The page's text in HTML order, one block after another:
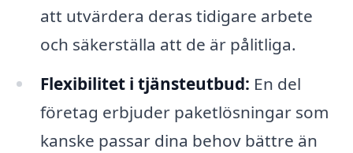
att utvärdera deras tidigare arbete
och säkerställa att de är pålitliga.
Flexibilitet i tjänsteutbud: En del
företag erbjuder paketlösningar som
kanske passar dina behov bättre än